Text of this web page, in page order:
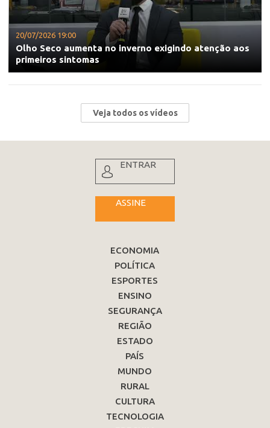
20/07/2026 19:00
Olho Seco aumenta no inverno exigindo atenção aos
primeiros sintomas
Veja todos os vídeos
ENTRAR
ASSINE
ECONOMIA
POLÍTICA
ESPORTES
ENSINO
SEGURANÇA
REGIÃO
ESTADO
PAÍS
MUNDO
RURAL
CULTURA
TECNOLOGIA